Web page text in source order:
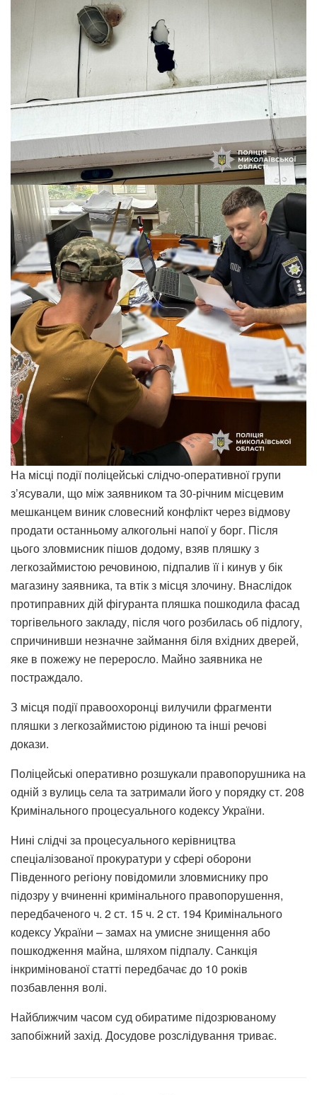
На місці події поліцейські слідчо-оперативної групи
з’ясували, що між заявником та 30-річним місцевим
мешканцем виник словесний конфлікт через відмову
продати останньому алкогольні напої у борг. Після
цього зловмисник пішов додому, взяв пляшку з
легкозаймистою речовиною, підпалив її і кинув у бік
магазину заявника, та втік з місця злочину. Внаслідок
протиправних дій фігуранта пляшка пошкодила фасад
торгівельного закладу, після чого розбилась об підлогу,
спричинивши незначне займання біля вхідних дверей,
яке в пожежу не переросло. Майно заявника не
постраждало.
З місця події правоохоронці вилучили фрагменти
пляшки з легкозаймистою рідиною та інші речові
докази.
Поліцейські оперативно розшукали правопорушника на
одній з вулиць села та затримали його у порядку ст. 208
Кримінального процесуального кодексу України.
Нині слідчі за процесуального керівництва
спеціалізованої прокуратури у сфері оборони
Південного регіону повідомили зловмиснику про
підозру у вчиненні кримінального правопорушення,
передбаченого ч. 2 ст. 15 ч. 2 ст. 194 Кримінального
кодексу України – замах на умисне знищення або
пошкодження майна, шляхом підпалу. Санкція
інкримінованої статті передбачає до 10 років
позбавлення волі.
Найближчим часом суд обиратиме підозрюваному
запобіжний захід. Досудове розслідування триває.